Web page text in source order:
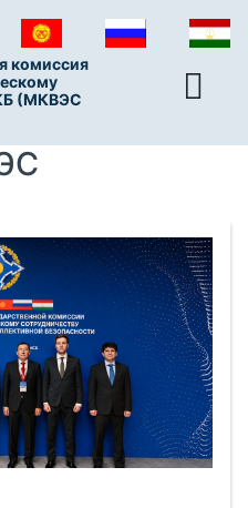
комиссия
(МКВЭС